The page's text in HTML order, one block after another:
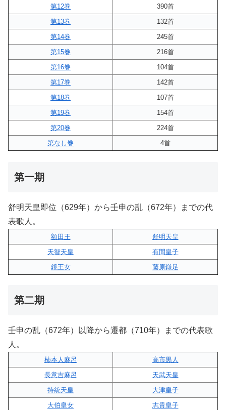
第12巻
390首
第13巻
132首
第14巻
245首
第15巻
216首
第16巻
104首
第17巻
142首
第18巻
107首
第19巻
154首
第20巻
224首
第なし巻
4首
第一期
舒明天皇即位（629年）から壬申の乱（672年）までの代
表歌人。
額田王
舒明天皇
天智天皇
有間皇子
鏡王女
藤原鎌足
第二期
壬申の乱（672年）以降から遷都（710年）までの代表歌
人。
柿本人麻呂
高市黒人
長意吉麻呂
天武天皇
持統天皇
大津皇子
大伯皇女
志貴皇子